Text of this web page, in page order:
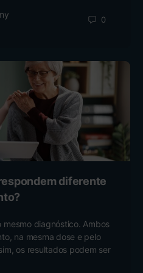
0
diferente
diagnóstico. Ambos
na mesma dose e pelo
os resultados podem ser